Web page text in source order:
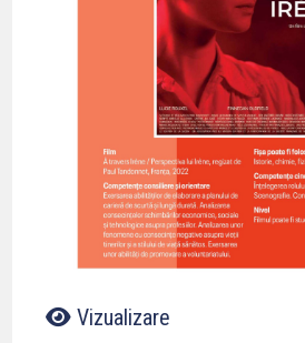
Vizualizare